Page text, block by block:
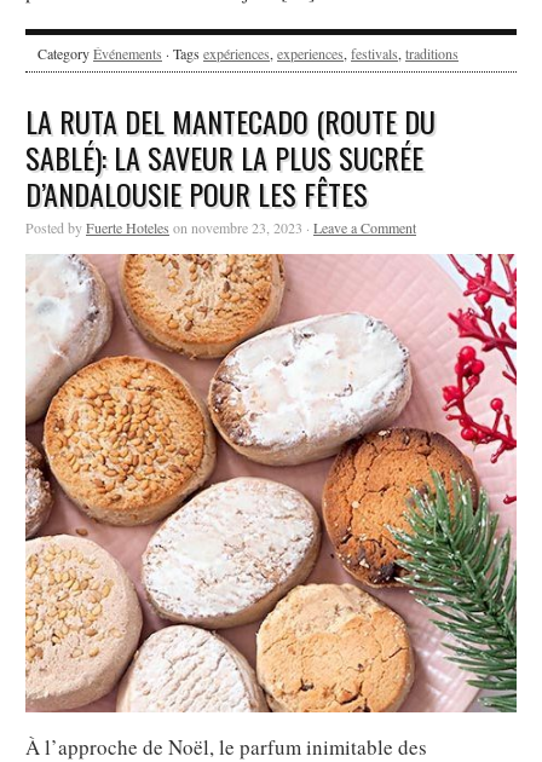
CategoryÉvénements · Tags expériences, experiences, festivals, traditions
LA RUTA DEL MANTECADO (ROUTE DU
SABLÉ): LA SAVEUR LA PLUS SUCRÉE
D’ANDALOUSIE POUR LES FÊTES
Posted byFuerte Hoteles on novembre 23, 2023 · Leave a Comment
À l’approche de Noël, le parfum inimitable des